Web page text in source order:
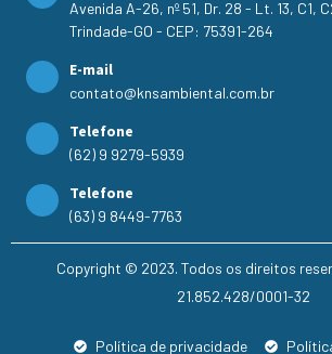
Avenida A-26, nº 51, Dr. 28 - Lt. 13, C1,
Trindade-GO - CEP: 75391-264
E-mail
contato@knsambiental.com.br
Telefone
(62) 9 9279-5939
Telefone
(63) 9 8449-7763
Copyright © 2023. Todos os direitos
21.852.428/0001-32
Política de privacidade